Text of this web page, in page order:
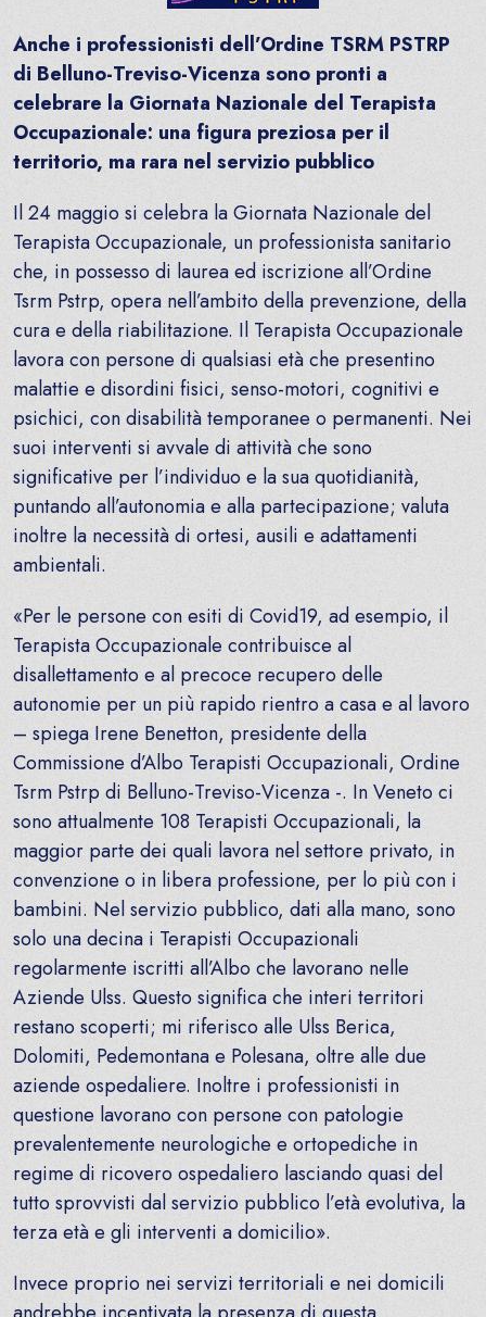
Anche i professionisti dell’Ordine TSRM PSTRP
di Belluno-Treviso-Vicenza sono pronti a
celebrare la Giornata Nazionale del Terapista
Occupazionale: una figura preziosa per il
territorio, ma rara nel servizio pubblico
Il 24 maggio si celebra la Giornata Nazionale del
Terapista Occupazionale, un professionista sanitario
che, in possesso di laurea ed iscrizione all’Ordine
Tsrm Pstrp, opera nell’ambito della prevenzione, della
cura e della riabilitazione. Il Terapista Occupazionale
lavora con persone di qualsiasi età che presentino
malattie e disordini fisici, senso-motori, cognitivi e
psichici, con disabilità temporanee o permanenti. Nei
suoi interventi si avvale di attività che sono
significative per l’individuo e la sua quotidianità,
puntando all’autonomia e alla partecipazione; valuta
inoltre la necessità di ortesi, ausili e adattamenti
ambientali.
«Per le persone con esiti di Covid19, ad esempio, il
Terapista Occupazionale contribuisce al
disallettamento e al precoce recupero delle
autonomie per un più rapido rientro a casa e al lavoro
– spiega Irene Benetton, presidente della
Commissione d’Albo Terapisti Occupazionali, Ordine
Tsrm Pstrp di Belluno-Treviso-Vicenza -. In Veneto ci
sono attualmente 108 Terapisti Occupazionali, la
maggior parte dei quali lavora nel settore privato, in
convenzione o in libera professione, per lo più con i
bambini. Nel servizio pubblico, dati alla mano, sono
solo una decina i Terapisti Occupazionali
regolarmente iscritti all’Albo che lavorano nelle
Aziende Ulss. Questo significa che interi territori
restano scoperti; mi riferisco alle Ulss Berica,
Dolomiti, Pedemontana e Polesana, oltre alle due
aziende ospedaliere. Inoltre i professionisti in
questione lavorano con persone con patologie
prevalentemente neurologiche e ortopediche in
regime di ricovero ospedaliero lasciando quasi del
tutto sprovvisti dal servizio pubblico l’età evolutiva, la
terza età e gli interventi a domicilio».
Invece proprio nei servizi territoriali e nei domicili